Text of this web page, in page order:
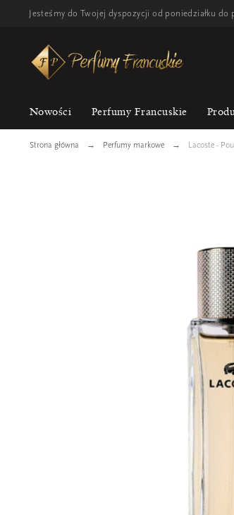
Jesteśmy do Twojej dyspozycji od poniedziałku do
Nowości Perfumy Francuskie
Strona główna Perfumy markowe Lacoste -